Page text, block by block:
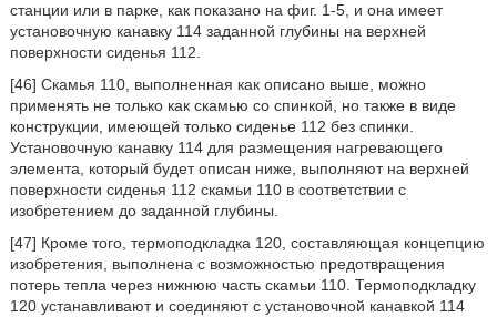
станции или в парке, как показано на фиг. 1-5, и она имеет
установочную канавку 114 заданной глубины на верхней
поверхности сиденья 112.
[46] Скамья 110, выполненная как описано выше, можно
применять не только как скамью со спинкой, но также в виде
конструкции, имеющей только сиденье 112 без спинки.
Установочную канавку 114 для размещения нагревающего
элемента, который будет описан ниже, выполняют на верхней
поверхности сиденья 112 скамьи 110 в соответствии с
изобретением до заданной глубины.
[47] Кроме того, термоподкладка 120, составляющая концепцию
изобретения, выполнена с возможностью предотвращения
потерь тепла через нижнюю часть скамьи 110. Термоподкладку
120 устанавливают и соединяют с установочной канавкой 114